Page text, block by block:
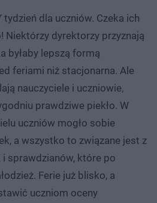
tydzień dla uczniów. Czeka ich
Niektórzy dyrektorzy przyznają
byłaby lepszą formą
feriami niż stacjonarna. Ale
nauczyciele i uczniowie,
prawdziwe piekło. W
uczniów mogło sobie
a wszystko to związane jest z
sprawdzianów, które po
Ferie już blisko, a
uczniom oceny